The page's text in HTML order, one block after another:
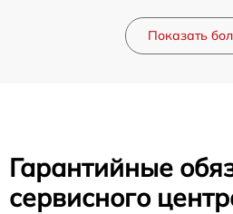
Показать
Гарантийные
сервисного